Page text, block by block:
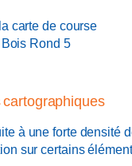
à une forte densité
sur certains